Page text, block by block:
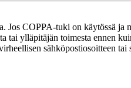
Jos COPPA-tuki on käytössä
tai ylläpitäjän toimesta ennen
sähköpostiosoitteen